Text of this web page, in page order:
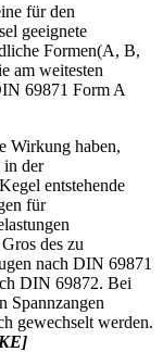
für den
geeignete
Formen(A, B,
am weitesten
69871 Form A
Wirkung haben,
in der
entstehende
für
des zu
nach DIN 69871
DIN 69872. Bei
Spannzangen
gewechselt werden.